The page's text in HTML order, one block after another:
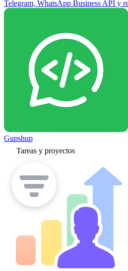
Telegram, WhatsApp Business API y
Gupshup
Tareas y proyectos